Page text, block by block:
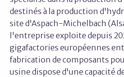
destinés à la production
site d'Aspach-Michelbach
l'entreprise exploite depuis
gigafactories européennes
fabrication de composants
usine dispose d'une capacité